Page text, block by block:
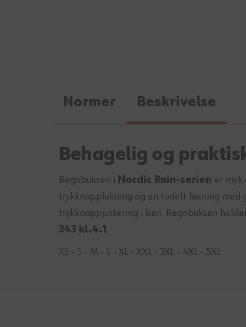
Normer Beskrivelse
Behagelig og
Regnbuksen i Nordic Rain-serien er
trykknapplukning og en todelt løsning med
trykknappjustering i ben. Regnbuksen
343 kl.4.1 .
XS - S - M - L - XL - XXL - 3XL - 4XL - 5XL